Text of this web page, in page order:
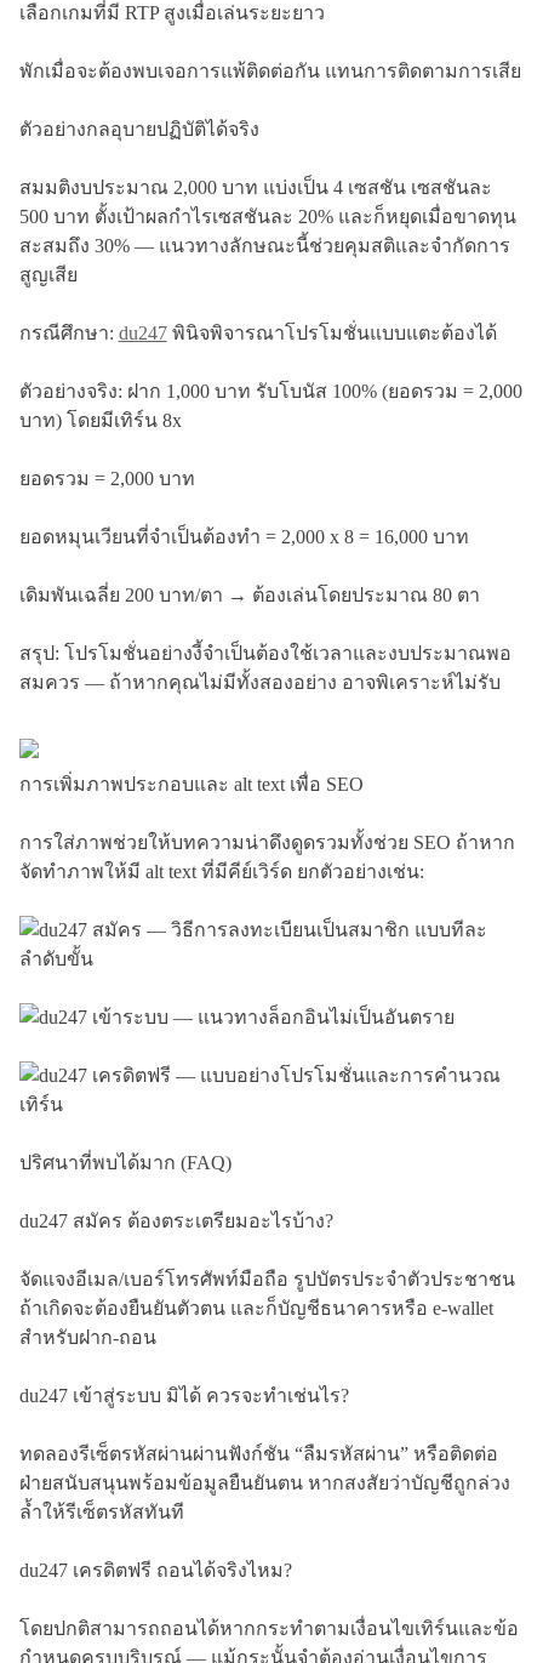
เลือกเกมที่มี RTP สูงเมื่อเล่นระยะยาว
พักเมื่อจะต้องพบเจอการแพ้ติดต่อกัน แทนการติดตามการเสีย
ตัวอย่างกลอุบายปฏิบัติได้จริง
สมมติงบประมาณ 2,000 บาท แบ่งเป็น 4 เซสชัน เซสชันละ
500 บาท ตั้งเป้าผลกำไรเซสชันละ 20% และก็หยุดเมื่อขาดทุน
สะสมถึง 30% — แนวทางลักษณะนี้ช่วยคุมสติและจำกัดการ
สูญเสีย
กรณีศึกษา: du247พินิจพิจารณาโปรโมชั่นแบบแตะต้องได้
ตัวอย่างจริง: ฝาก 1,000 บาท รับโบนัส 100% (ยอดรวม = 2,000
บาท) โดยมีเทิร์น 8x
ยอดรวม = 2,000 บาท
ยอดหมุนเวียนที่จำเป็นต้องทำ = 2,000 x 8 = 16,000 บาท
เดิมพันเฉลี่ย 200 บาท/ตา → ต้องเล่นโดยประมาณ 80 ตา
สรุป: โปรโมชั่นอย่างงี้จำเป็นต้องใช้เวลาและงบประมาณพอ
สมควร — ถ้าหากคุณไม่มีทั้งสองอย่าง อาจพิเคราะห์ไม่รับ
การเพิ่มภาพประกอบและ alt text เพื่อ SEO
การใส่ภาพช่วยให้บทความน่าดึงดูดรวมทั้งช่วย SEO ถ้าหาก
จัดทำภาพให้มี alt text ที่มีคีย์เวิร์ด ยกตัวอย่างเช่น:
ปริศนาที่พบได้มาก (FAQ)
du247 สมัคร ต้องตระเตรียมอะไรบ้าง?
จัดแจงอีเมล/เบอร์โทรศัพท์มือถือ รูปบัตรประจำตัวประชาชน
ถ้าเกิดจะต้องยืนยันตัวตน และก็บัญชีธนาคารหรือ e-wallet
สำหรับฝาก-ถอน
du247 เข้าสู่ระบบ มิได้ ควรจะทำเช่นไร?
ทดลองรีเซ็ตรหัสผ่านผ่านฟังก์ชัน “ลืมรหัสผ่าน” หรือติดต่อ
ฝ่ายสนับสนุนพร้อมข้อมูลยืนยันตน หากสงสัยว่าบัญชีถูกล่วง
ล้ำให้รีเซ็ตรหัสทันที
du247 เครดิตฟรี ถอนได้จริงไหม?
โดยปกติสามารถถอนได้หากกระทำตามเงื่อนไขเทิร์นและข้อ
กำหนดครบบริบรูณ์ — แม้กระนั้นจำต้องอ่านเงื่อนไขการ